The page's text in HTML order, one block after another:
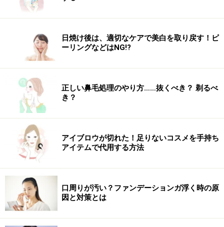
髪 量：普通
顔 型：ベース
髪のクセ：なし
■関連記事
【暖色カラー】なら肌映え、髪映えも叶う！
※記事内容は執筆時点のものです。最新の内容をご確認くださ
い。
【編集部おすすめの購入サイト】
Amazonで人気のヘアケア用品をチェック！
日焼け後は、適切なケアで美白を取り戻す！ピ
ーリングなどはNG!?
正しい鼻毛処理のやり方……抜くべき？ 剃るべ
き？
アイブロウが切れた！足りないコスメを手持ち
アイテムで代用する方法
口周りが汚い？ファンデーションガ浮く時の原
因と対策とは